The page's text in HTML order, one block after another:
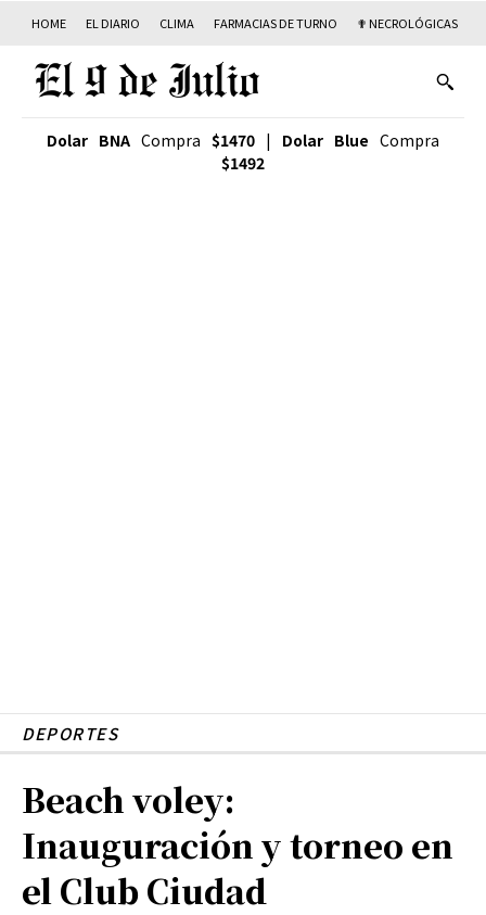
HOME EL DIARIO CLIMA FARMACIAS DE TURNO ✟ NECROLÓGICAS
Dolar BNA Compra $1470 | Dolar Blue Compra
$1492
DEPORTES
Beach voley:
Inauguración y torneo en
el Club Ciudad